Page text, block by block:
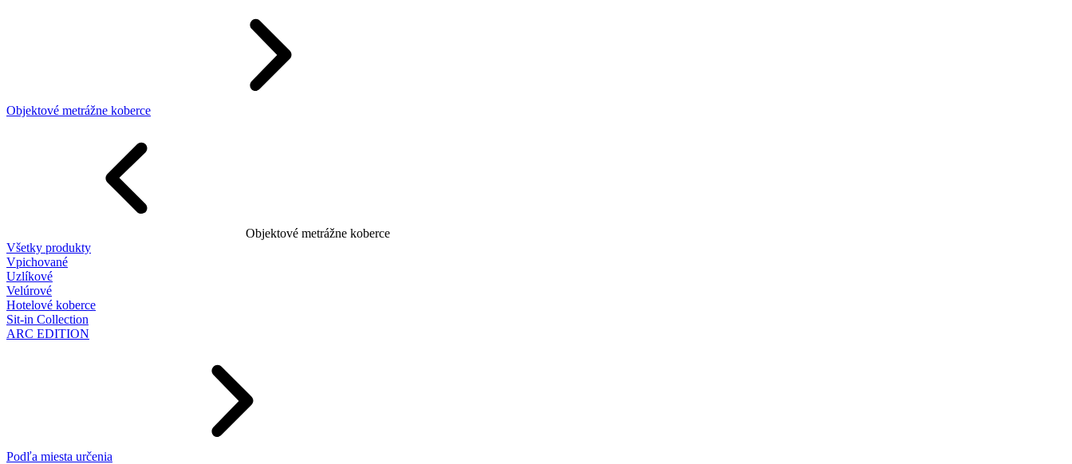
Objektové metrážne koberce
Objektové metrážne koberce
Všetky produkty
Vpichované
Uzlíkové
Velúrové
Hotelové koberce
Sit-in Collection
ARC EDITION
Podľa miesta určenia